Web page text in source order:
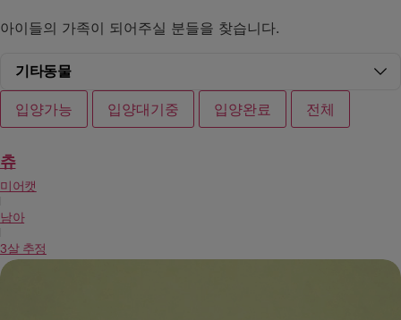
아이들의 가족이 되어주실 분들을 찾습니다.
입양가능 입양대기중 입양완료 전체
츄
미어캣
남아
3살 추정